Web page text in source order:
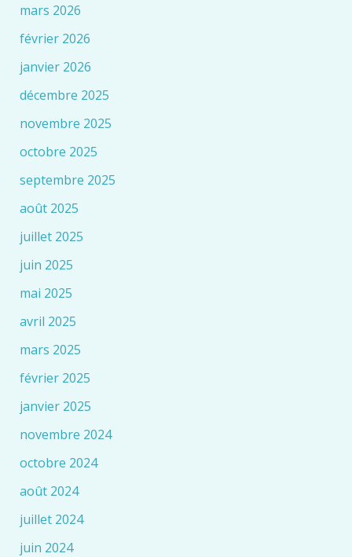
mars 2026
février 2026
janvier 2026
décembre 2025
novembre 2025
octobre 2025
septembre 2025
août 2025
juillet 2025
juin 2025
mai 2025
avril 2025
mars 2025
février 2025
janvier 2025
novembre 2024
octobre 2024
août 2024
juillet 2024
juin 2024